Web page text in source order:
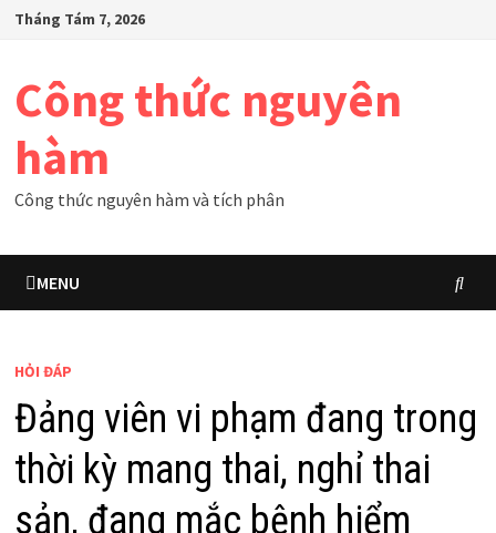
SkipTháng Tám 7, 2026
Công thức nguyên
hàm
Công thức nguyên hàm và tích phân
MENU
HỎI ĐÁP
Đảng viên vi phạm đang trong
thời kỳ mang thai, nghỉ thai
sản, đang mắc bệnh hiểm